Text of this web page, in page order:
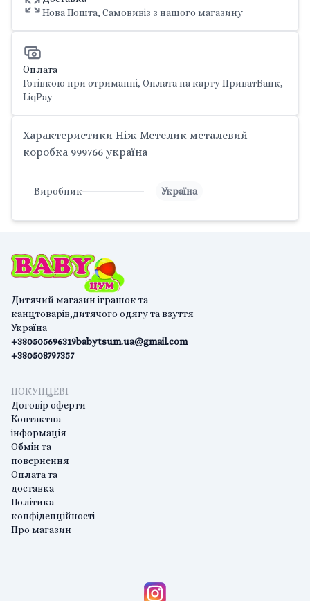
Нова Пошта, Самовивіз з нашого магазину
Оплата
Готівкою при отриманні, Оплата на карту ПриватБанк,
LiqPay
Характеристики Ніж Метелик металевий
коробка 999766 україна
Виробник Україна
Дитячий магазин іграшок та
канцтоварів,дитячого одягу та взуття
Україна
+380505696319
+380508797357
babytsum.ua@gmail.com
ПОКУПЦЕВІ
Договір оферти
Контактна
інформація
Обмін та
повернення
Оплата та
доставка
Політика
конфіденційності
Про магазин